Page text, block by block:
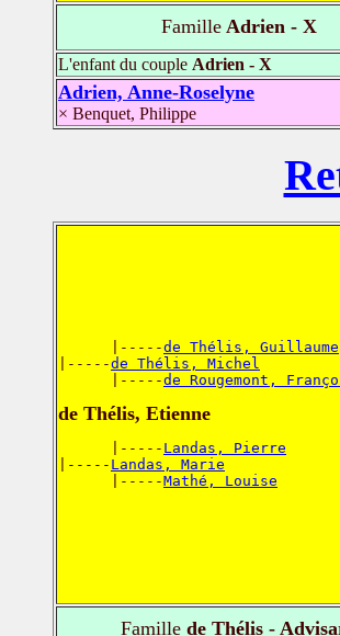
FamilleAdrien - X
L'enfant du couple Adrien - X
Adrien, Anne-Roselyne
× Benquet, Philippe
      |-----
de Thélis, Guillaume
|-----de Thélis, Michel
      |-----
de Rougemont,
de Thélis, Etienne
      |-----
Landas, Pierre
|----- Landas, Marie
      |-----
Mathé, Louise
Famillede Thélis -